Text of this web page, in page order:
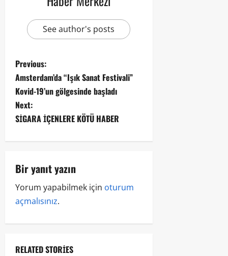
See author's posts
Previous:
Amsterdam’da “Işık Sanat Festivali”
Kovid-19’un gölgesinde başladı
Next:
SİGARA İÇENLERE KÖTÜ HABER
Bir yanıt yazın
Yorum yapabilmek için oturum
açmalısınız.
RELATED STORIES